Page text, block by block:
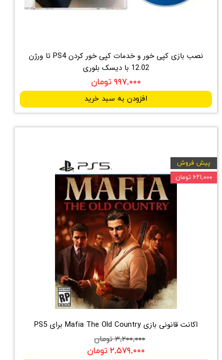
نصب بازی کپی خور و خدمات کپی خور کردن PS4 تا ورژن
12.02 با دیسک بلوری
۹۹۷,۰۰۰ تومان
افزودن به سبد خرید
اکانت قانونی بازی Mafia The Old Country برای PS5
۳,۲۰۰,۰۰۰ تومان
۲,۵۷۹,۰۰۰ تومان
پیش فروش
۶۲۱,۰۰۰ تومان